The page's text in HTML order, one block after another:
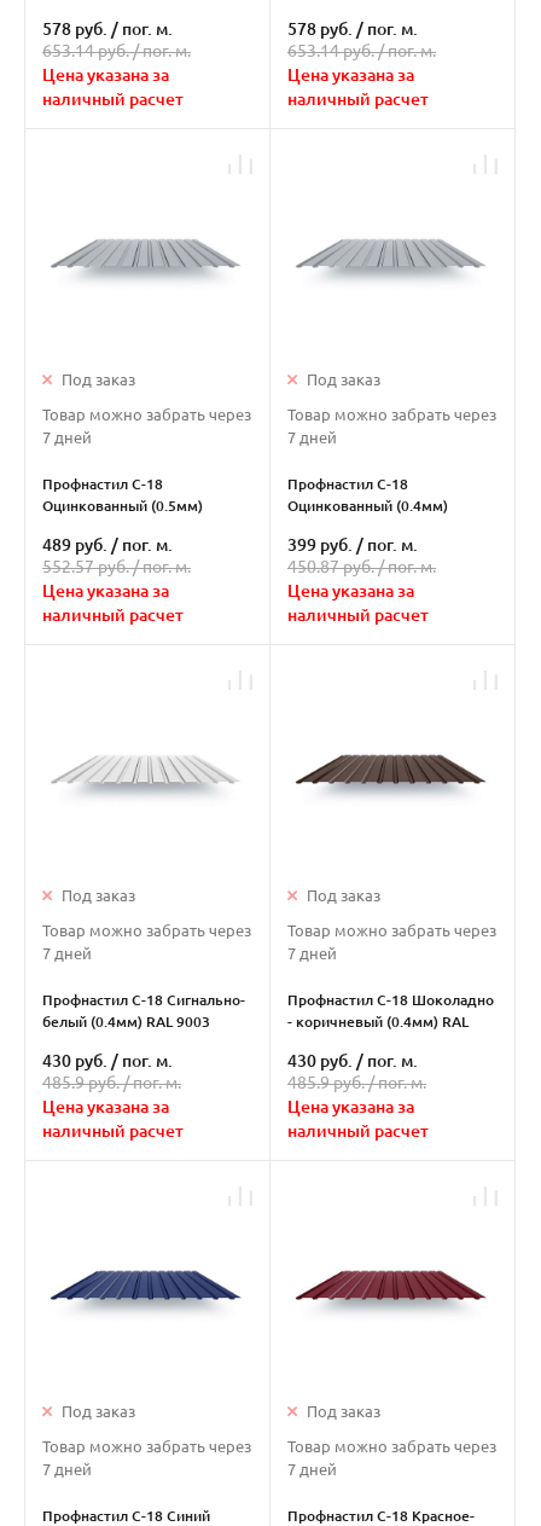
578 руб. / пог. м.
653.14 руб. /пог. м.
Цена указана за
наличный расчет
578 руб. / пог. м.
653.14 руб. /пог. м.
Цена указана за
наличный расчет
Под заказ
Товар можно забрать через
7 дней
Профнастил С-18
Оцинкованный (0.5мм)
489 руб. / пог. м.
552.57 руб. /пог. м.
Цена указана за
наличный расчет
Под заказ
Товар можно забрать через
7 дней
Профнастил С-18
Оцинкованный (0.4мм)
399 руб. / пог. м.
450.87 руб. /пог. м.
Цена указана за
наличный расчет
Под заказ
Товар можно забрать через
7 дней
Профнастил С-18 Сигнально-
белый (0.4мм) RAL 9003
430 руб. / пог. м.
485.9 руб. /пог. м.
Цена указана за
наличный расчет
Под заказ
Товар можно забрать через
7 дней
Профнастил С-18 Шоколадно
- коричневый (0.4мм) RAL
430 руб. / пог. м.
485.9 руб. /пог. м.
Цена указана за
наличный расчет
Под заказ
Товар можно забрать через
7 дней
Профнастил С-18 Синий
Под заказ
Товар можно забрать через
7 дней
Профнастил С-18 Красное-